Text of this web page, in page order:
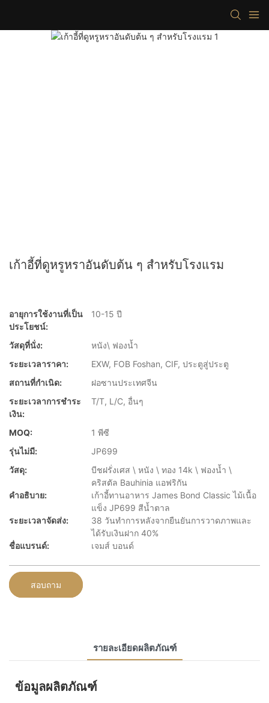
เก้าอี้ที่ดูหรูหราอันดับต้น ๆ สำหรับโรงแรม
อายุการใช้งานที่เป็น
ประโยชน์:
10-15 ปี
วัสดุที่นั่ง:
หนัง\ ฟองน้ำ
ระยะเวลาราคา:
EXW, FOB Foshan, CIF, ประตูสู่ประตู
สถานที่กำเนิด:
ฝอซานประเทศจีน
ระยะเวลาการชำระ
เงิน:
T/T, L/C, อื่นๆ
MOQ:
1 พีซี
รุ่นไม่มี:
JP699
วัสดุ:
บีชฝรั่งเศส \ หนัง \ ทอง 14k \ ฟองน้ำ \
คริสตัล Bauhinia แอฟริกัน
คำอธิบาย:
เก้าอี้ทานอาหาร James Bond Classic ไม้เนื้อ
แข็ง JP699 สีน้ำตาล
ระยะเวลาจัดส่ง:
38 วันทำการหลังจากยืนยันการวาดภาพและ
ได้รับเงินฝาก 40%
ชื่อแบรนด์:
เจมส์ บอนด์
สอบถาม
รายละเอียดผลิตภัณฑ์
ข้อมูลผลิตภัณฑ์